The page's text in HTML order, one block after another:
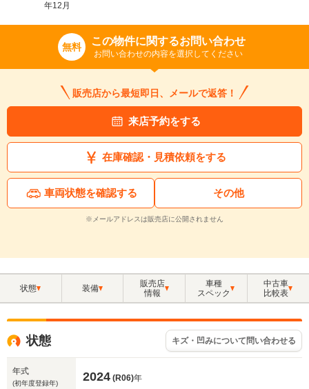
年12 月
無料 この物件に関するお問い合わせ
お問い合わせの内容を選択してください
販売店から最短即日、メールで返答！
来店予約をする
在庫確認・見積依頼をする
車両状態を確認する その他
※メールアドレスは販売店に公開されません
状態 装備
販売店
情報
車種
スペック
中古車
比較表
状態 キズ・凹みについて問い合わせる
年式
(初年度登録年) 2024 (R06)年